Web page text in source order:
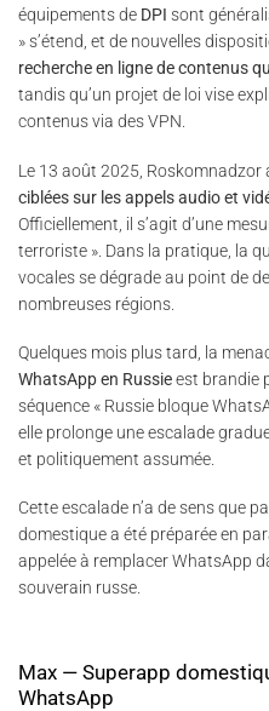
équipements de DPI sont
» s’étend, et de nouvelles
recherche en ligne de contenus
tandis qu’un projet de loi vise
contenus via des VPN.
Le 13 août 2025, Roskomnadzor
ciblées sur les appels audio et
Officiellement, il s’agit d’une
terroriste ». Dans la pratique, la
vocales se dégrade au point de
nombreuses régions.
Quelques mois plus tard, la
WhatsApp en Russieest brandie
séquence « Russie bloque
elle prolonge une escalade
et politiquement assumée.
Cette escalade n’a de sens que
domestique a été préparée en
appelée à remplacer WhatsApp
souverain russe.
Max — Superapp
WhatsApp